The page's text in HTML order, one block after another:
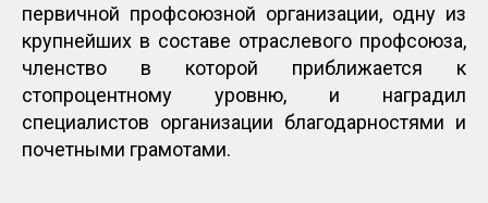
первичной профсоюзной организации, одну из
крупнейших в составе отраслевого профсоюза,
членство в которой приближается к
стопроцентному уровню, и наградил
специалистов организации благодарностями и
почетными грамотами.